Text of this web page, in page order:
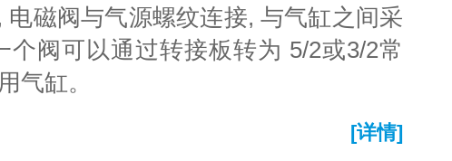
磁阀与气源螺纹连接, 与气缸之间采
个阀可以通过转接板转为 5/2或3/2常
气缸。
[详情]